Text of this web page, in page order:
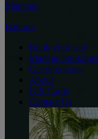
Manama
Bahrain
Book your stay
Manage bookings
Get directions
About
Gift Cards
Contact Us